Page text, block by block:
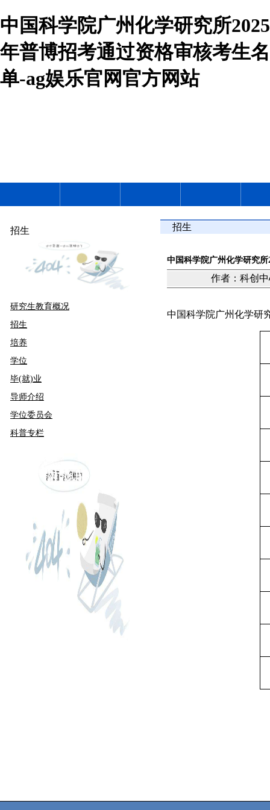
中国科学院广州化学研究所2025
年普博招考通过资格审核考生名
单-ag娱乐官网官方网站
招生
研究生教育概况
招生
培养
学位
毕(就)业
导师介绍
学位委员会
科普专栏
招生
中国科学院广州化学研究
作者：科创
中国科学院广州化学研